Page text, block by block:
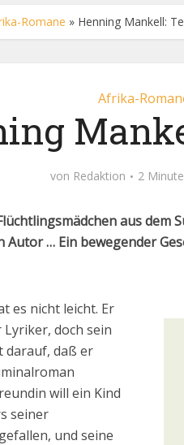
Romane » Henning Mankell:
Afrika-
von Redaktion 2
aus dem
Autor … Ein bewegender
es nicht leicht. Er
doch sein
darauf, daß er
will ein Kind
seiner
und seine